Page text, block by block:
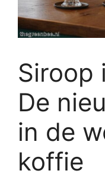
Siroop
De
in de
koffie